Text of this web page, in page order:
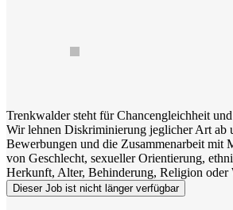
Trenkwalder steht für Chancengleichheit
Wir lehnen Diskriminierung jeglicher Art ab
Bewerbungen und die Zusammenarbeit mit
von Geschlecht, sexueller Orientierung,
Herkunft, Alter, Behinderung, Religion oder
Dieser Job ist nicht länger verfügbar